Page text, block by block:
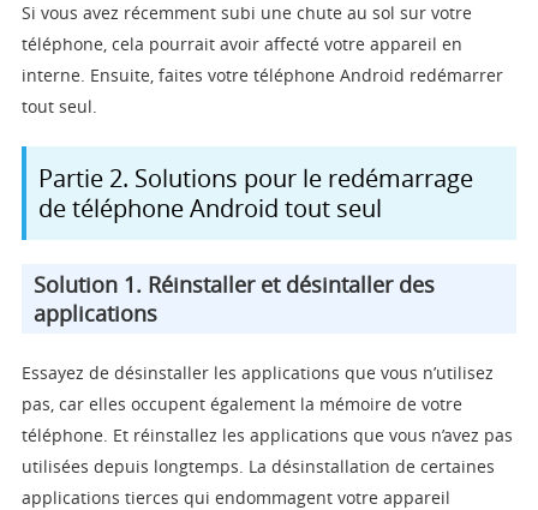
Si vous avez récemment subi une chute au sol sur votre
téléphone, cela pourrait avoir affecté votre appareil en
interne. Ensuite, faites votre téléphone Android redémarrer
tout seul.
Partie 2. Solutions pour le redémarrage
de téléphone Android tout seul
Solution 1. Réinstaller et désintaller des
applications
Essayez de désinstaller les applications que vous n’utilisez
pas, car elles occupent également la mémoire de votre
téléphone. Et réinstallez les applications que vous n’avez pas
utilisées depuis longtemps. La désinstallation de certaines
applications tierces qui endommagent votre appareil